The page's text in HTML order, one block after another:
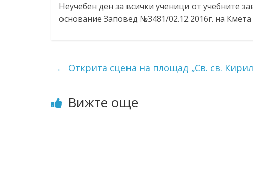
ресурси (ЦРЧР)
Неучебен ден за всички ученици от учебните
основание Заповед №3481/02.12.2016г. на
← Открита сцена на площад „Св. св.
Вижте още